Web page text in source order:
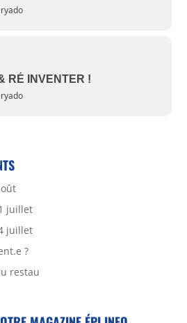
RÉ INVENTER !
juillet
juillet
?
restau